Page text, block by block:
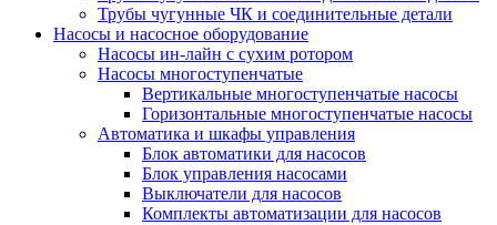
Трубы чугунные ЧК и соединительные детали
Насосы и насосное оборудование
Насосы ин-лайн с сухим ротором
Насосы многоступенчатые
Вертикальные многоступенчатые насосы
Горизонтальные многоступенчатые насосы
Автоматика и шкафы управления
Блок автоматики для насосов
Блок управления насосами
Выключатели для насосов
Комплекты автоматизации для насосов